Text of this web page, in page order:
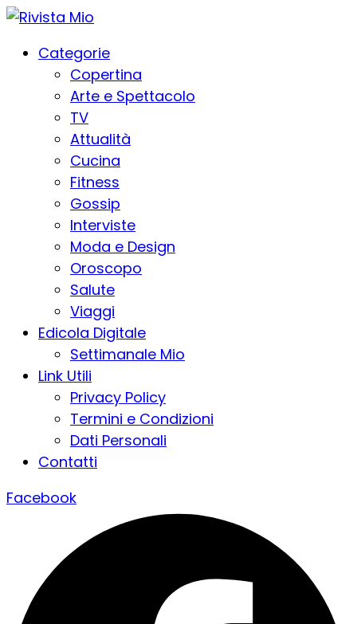
Categorie
Copertina
Arte e Spettacolo
TV
Attualità
Cucina
Fitness
Gossip
Interviste
Moda e Design
Oroscopo
Salute
Viaggi
Edicola Digitale
Settimanale Mio
Link Utili
Privacy Policy
Termini e Condizioni
Dati Personali
Contatti
Facebook